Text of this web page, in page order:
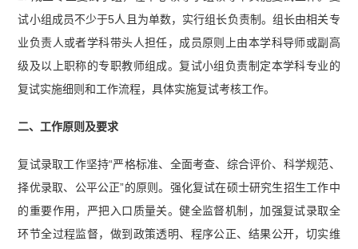
试小组成员不少于5人且为单数，实行组长负责制。组长由相关专
业负责人或者学科带头人担任，成员原则上由本学科导师或副高
级及以上职称的专职教师组成。复试小组负责制定本学科专业的
复试实施细则和工作流程，具体实施复试考核工作。
二、工作原则及要求
复试录取工作坚持“严格标准、全面考查、综合评价、科学规范、
择优录取、公平公正”的原则。强化复试在硕士研究生招生工作中
的重要作用，严把入口质量关。健全监督机制，加强复试录取全
环节全过程监督，做到政策透明、程序公正、结果公开，切实维